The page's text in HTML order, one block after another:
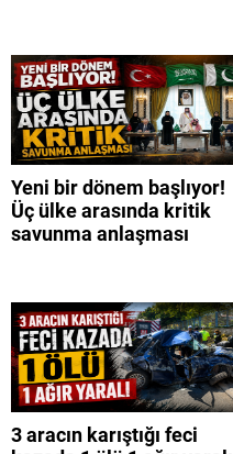
Yeni bir dönem başlıyor!
Üç ülke arasında kritik
savunma anlaşması
3 aracın karıştığı feci